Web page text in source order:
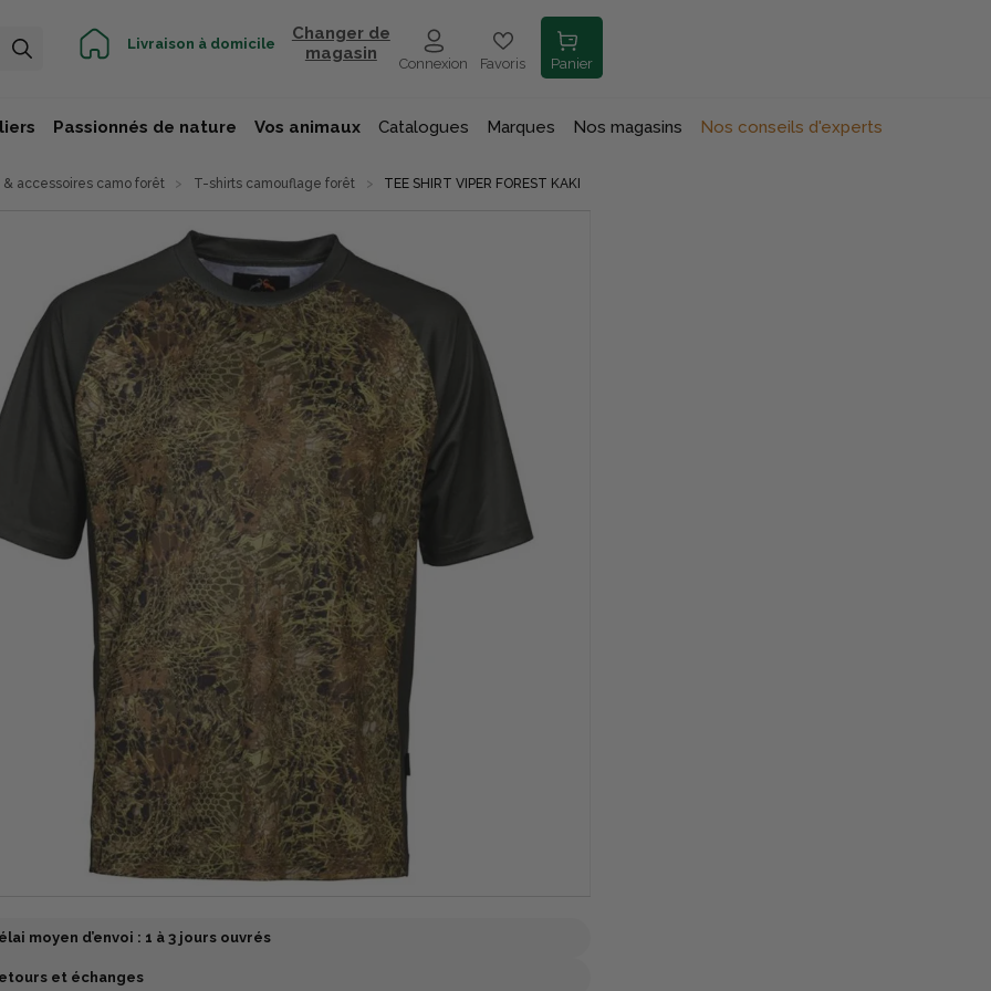
Livraison à domicile
Changer de
magasin
Connexion Favoris Panier
Passionnés de nature Vos animaux Catalogues Marques Nos magasins Nos conseils d'experts
accessoires camo forêt T-shirts camouflage forêt TEE SHIRT VIPER FOREST KAKI
moyen d’envoi : 1 à 3 jours ouvrés
et échanges